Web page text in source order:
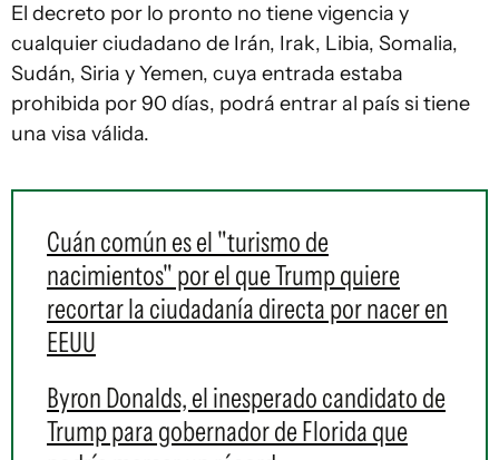
El decreto por lo pronto no tiene vigencia y
cualquier ciudadano de Irán, Irak, Libia, Somalia,
Sudán, Siria y Yemen, cuya entrada estaba
prohibida por 90 días, podrá entrar al país si tiene
una visa válida.
Cuán común es el "turismo de
nacimientos" por el que Trump quiere
recortar la ciudadanía directa por nacer en
EEUU
Byron Donalds, el inesperado candidato de
Trump para gobernador de Florida que